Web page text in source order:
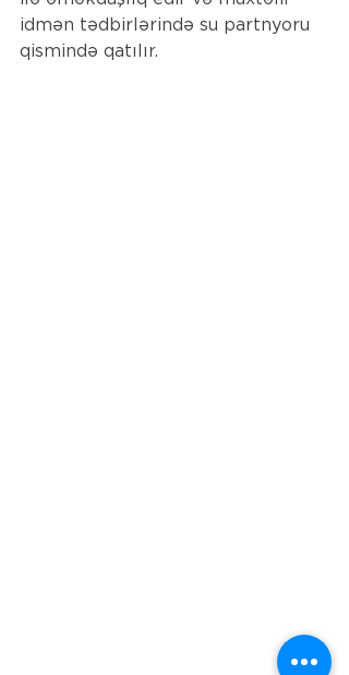
idmən tədbirlərində su partnyoru
qismində qatılır.